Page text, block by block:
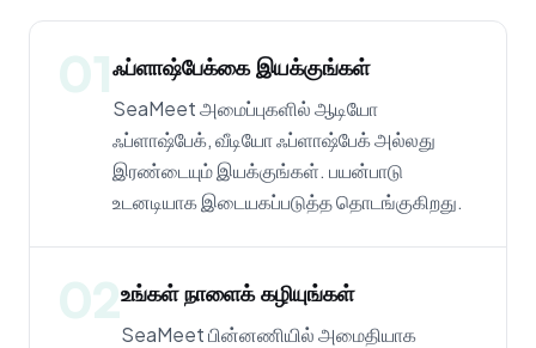
01ஃப்ளாஷ்பேக்கை இயக்குங்கள்
SeaMeet அமைப்புகளில் ஆடியோ
ஃப்ளாஷ்பேக், வீடியோ ஃப்ளாஷ்பேக் அல்லது
இரண்டையும் இயக்குங்கள். பயன்பாடு
உடனடியாக இடையகப்படுத்த தொடங்குகிறது.
02உங்கள் நாளைக் கழியுங்கள்
SeaMeet பின்னணியில் அமைதியாக